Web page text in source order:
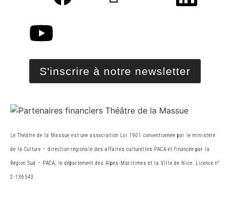
S'inscrire à notre newsletter
Le Théâtre de la Massue est une association Loi 1901 conventionnée par le ministère
de la Culture – direction régionale des affaires culturelles PACA et financée par la
Région Sud – PACA, le département des Alpes-Maritimes et la Ville de Nice. Licence n°
2-136543.